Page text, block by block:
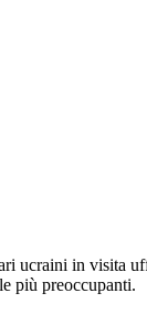
ucraini in visita
più preoccupanti.